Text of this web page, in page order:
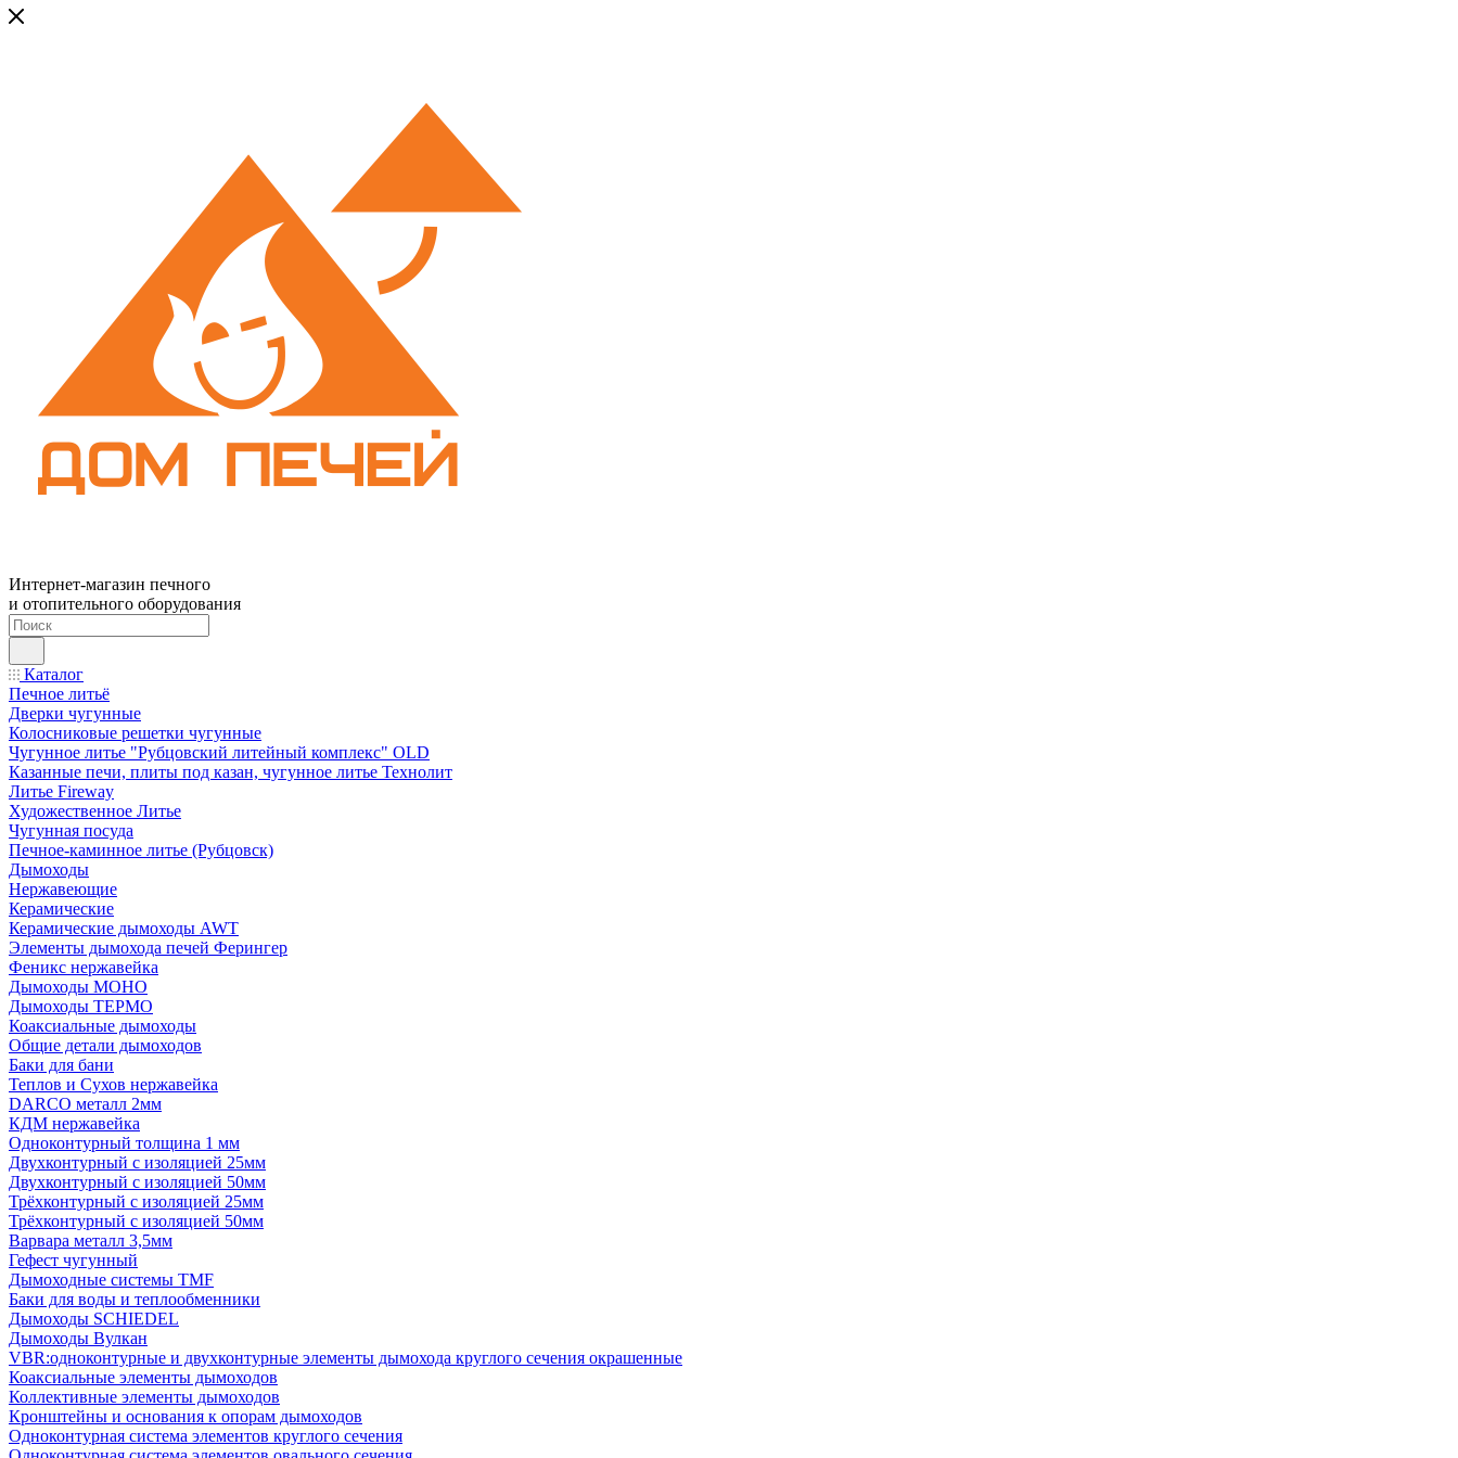
Интернет-магазин печного
и отопительного оборудования
Каталог
Печное литьё
Дверки чугунные
Колосниковые решетки чугунные
Чугунное литье "Рубцовский литейный комплекс" OLD
Казанные печи, плиты под казан, чугунное литье Технолит
Литье Fireway
Художественное Литье
Чугунная посуда
Печное-каминное литье (Рубцовск)
Дымоходы
Нержавеющие
Керамические
Керамические дымоходы AWT
Элементы дымохода печей Ферингер
Феникс нержавейка
Дымоходы МОНО
Дымоходы ТЕРМО
Коаксиальные дымоходы
Общие детали дымоходов
Баки для бани
Теплов и Сухов нержавейка
DARCO металл 2мм
КДМ нержавейка
Одноконтурный толщина 1 мм
Двухконтурный с изоляцией 25мм
Двухконтурный с изоляцией 50мм
Трёхконтурный с изоляцией 25мм
Трёхконтурный с изоляцией 50мм
Варвара металл 3,5мм
Гефест чугунный
Дымоходные системы TMF
Баки для воды и теплообменники
Дымоходы SCHIEDEL
Дымоходы Вулкан
VBR:одноконтурные и двухконтурные элементы дымохода круглого сечения окрашенные
Коаксиальные элементы дымоходов
Коллективные элементы дымоходов
Кронштейны и основания к опорам дымоходов
Одноконтурная система элементов круглого сечения